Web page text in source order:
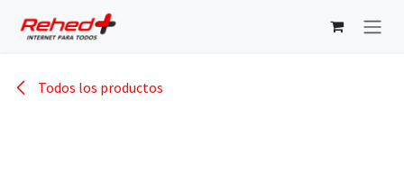
Todos los productos